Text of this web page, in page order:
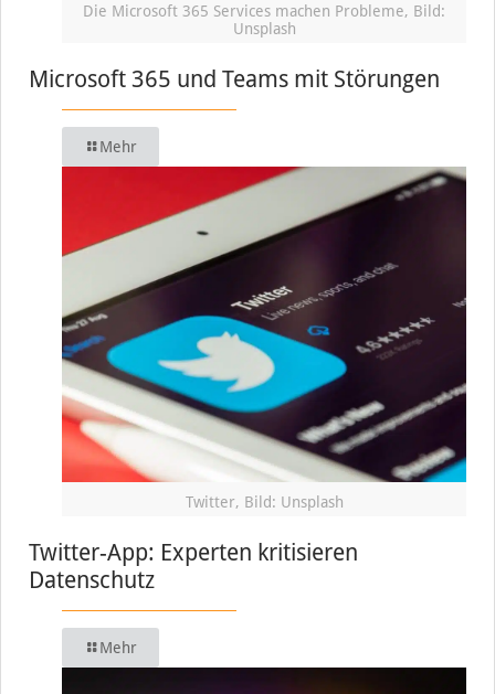
Die Microsoft 365 Services machen Probleme, Bild:
Unsplash
Microsoft 365 und Teams mit Störungen
Mehr
Twitter, Bild: Unsplash
Twitter-App: Experten kritisieren
Datenschutz
Mehr